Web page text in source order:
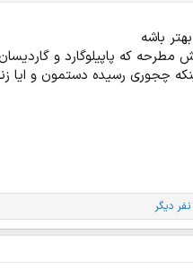
باشه
که پاپیلوگارد و
چجوری رسیده دستمون و ایا